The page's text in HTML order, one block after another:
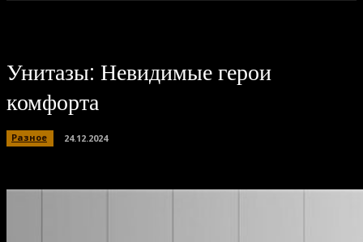
Унитазы: Невидимые герои
комфорта
Разное 24.12.2024